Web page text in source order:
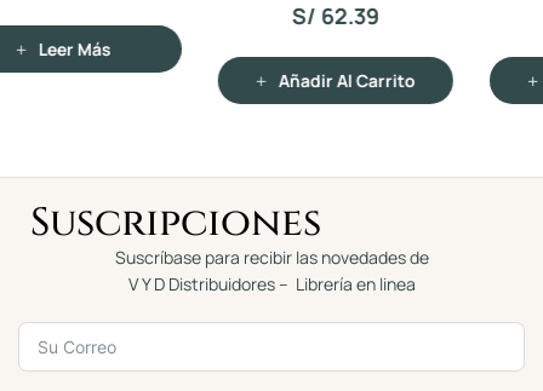
o
c
o
d
o
o
0
e
S/
Añadir Al Carrito
Suscripciones
Suscríbase para recibir las novedades de
V Y D Distribuidores – Librería en linea